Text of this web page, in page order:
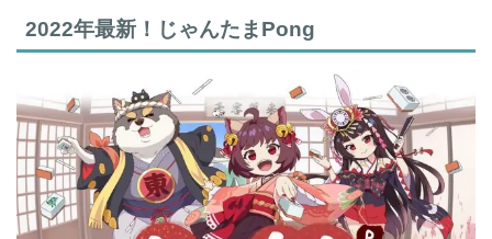
2022年最新！じゃんたまPong